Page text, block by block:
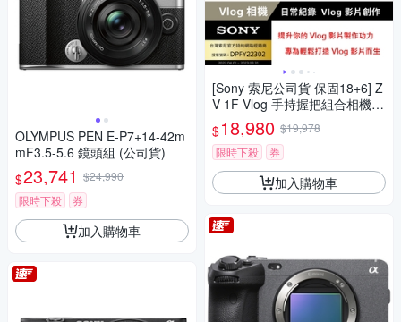
OLYMPUS PEN E-P7+14-42m
mF3.5-5.6 鏡頭組 (公司貨)
$23,741 $24,990
限時下殺
券
加入購物車
[Sony 索尼公司貨 保固18+6] Z
V-1F Vlog 手持握把組合相機
(網紅新手/生活隨拍)
$18,980 $19,978
限時下殺
券
加入購物車